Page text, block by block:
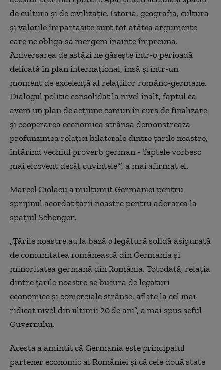
de cultură şi de civilizaţie. Istoria, geografia, cultura
şi valorile împărtăşite sunt tot atâtea argumente
care ne obligă să mergem înainte împreună.
Aniversarea de astăzi ne găseşte într-o perioadă
delicată în plan internaţional, însă şi într-un
moment de excelenţă al relaţiilor româno-germane.
Dialogul politic consolidat la nivel înalt, faptul că
avem un plan de acţiune comun în curs de finalizare
şi cooperarea economică strânsă demonstrează
profunzimea relaţiei bilaterale dintre ţările noastre,
întărind vechiul proverb german - 'faptele vorbesc
mai elocvent decât cuvintele'”, a mai afirmat el.
Marcel Ciolacu a mulţumit Germaniei pentru
sprijinul acordat ţării noastre pentru aderarea la
spaţiul Schengen.
„Ţările noastre au la bază o legătură solidă asigurată
de comunitatea românească din Germania şi
minoritatea germană din România. Totodată, relaţia
dintre ţările noastre se bucură de legături
economice şi comerciale strânse, aflate la cel mai
ridicat nivel din ultimii 20 de ani”, a mai spus şeful
Guvernului.
Acesta a amintit că Germania este principalul
partener economic al României şi că cele două state